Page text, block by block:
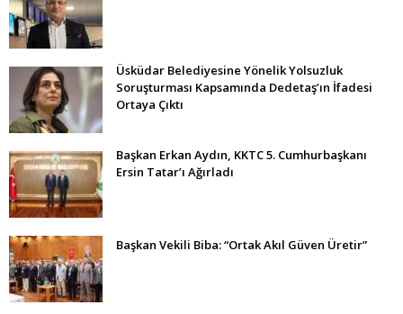
Üsküdar Belediyesine Yönelik Yolsuzluk
Soruşturması Kapsamında Dedetaş’ın İfadesi
Ortaya Çıktı
Başkan Erkan Aydın, KKTC 5. Cumhurbaşkanı
Ersin Tatar’ı Ağırladı
Başkan Vekili Biba: “Ortak Akıl Güven Üretir”